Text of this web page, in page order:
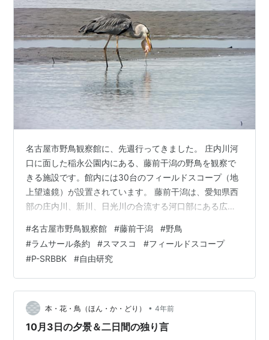
名古屋市野鳥観察館に、先週行ってきました。 庄内川河
口に面した稲永公園内にある、藤前干潟の野鳥を観察で
きる施設です。館内には30台のフィールドスコープ（地
上望遠鏡）が設置されています。 藤前干潟は、愛知県西
部の庄内川、新川、日光川の合流する河口部にある広大
干潟は、特に水鳥の生息地として国際的に重要な干潟と
してラムサール条約登録湿地となっています。 先日、レ
タッチソフトのAdobe Photoshopに追加されたAIノイズ
除去機能により、スマートフォンのSony Xperia 5 Ⅱの
RAW画像の画質向上を確認できたので、スマスコによる
野鳥観察…
#名古屋市野鳥観察館 #藤前干潟 #野鳥
#ラムサール条約 #スマスコ #フィールドスコープ
#P-SRBBK #自由研究
本・花・鳥（ほん・か・どり） • 4年前
10月3日の夕景＆二日間の独り言